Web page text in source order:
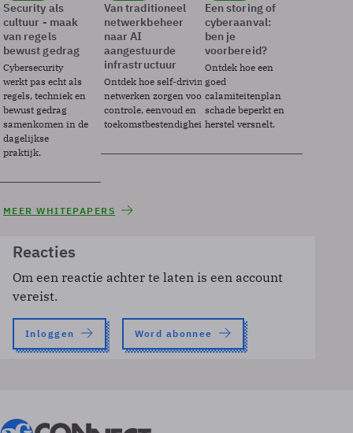
Security als
cultuur - maak
van regels
bewust gedrag
Cybersecurity
werkt pas echt als
regels, techniek en
bewust gedrag
samenkomen in de
dagelijkse
praktijk.
Van traditioneel
netwerkbeheer
naar AI
aangestuurde
infrastructuur
Ontdek hoe self-driving
netwerken zorgen voor
controle, eenvoud en
toekomstbestendigheid.
Een storing of
cyberaanval:
ben je
voorbereid?
Ontdek hoe een
goed
calamiteitenplan
schade beperkt en
herstel versnelt.
MEER WHITEPAPERS
Reacties
Om een reactie achter te laten is een account
vereist.
Inloggen Word abonnee